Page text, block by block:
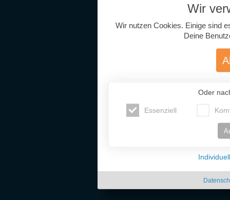
Wir
Wir nutzen Cookies. Einige sind
Deine
Oder
Essenziell